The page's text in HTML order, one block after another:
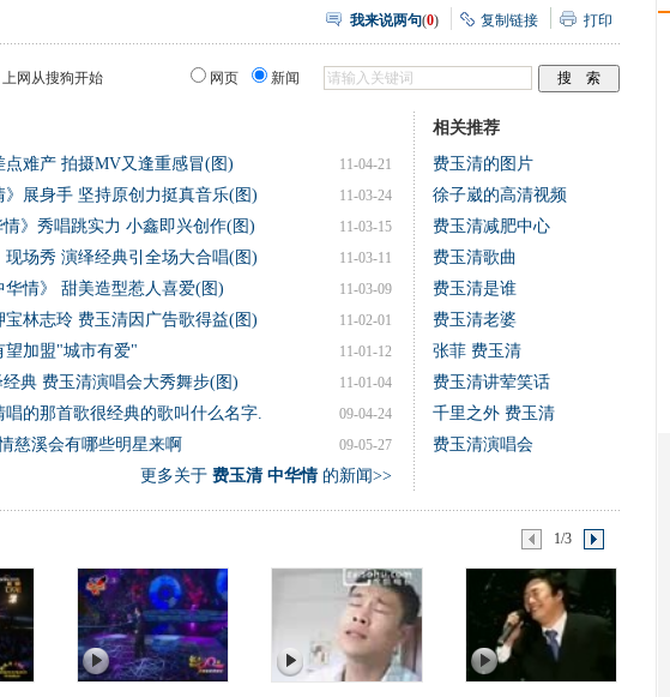
我来说两句(0) 复制链接 打印
上网从搜狗开始 网页 新闻
11-04-21
点难产 拍摄MV又逢重感冒(图)
11-03-24
》展身手 坚持原创力挺真音乐(图)
11-03-15
》秀唱跳实力 小鑫即兴创作(图)
11-03-11
现场秀 演绎经典引全场大合唱(图)
11-03-09
华情》 甜美造型惹人喜爱(图)
11-02-01
宝林志玲 费玉清因广告歌得益(图)
11-01-12
望加盟"城市有爱"
11-01-04
典 费玉清演唱会大秀舞步(图)
09-04-24
唱的那首歌很经典的歌叫什么名字.
09-05-27
慈溪会有哪些明星来啊
更多关于 费玉清 中华情的新闻>>
相关推荐
费玉清的图片
徐子崴的高清视频
费玉清减肥中心
费玉清歌曲
费玉清是谁
费玉清老婆
张菲 费玉清
费玉清讲荤笑话
千里之外 费玉清
费玉清演唱会
1/3